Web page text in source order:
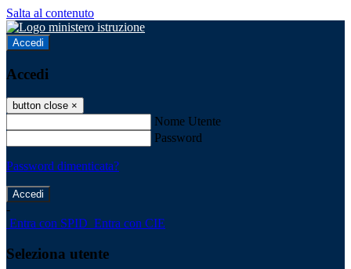
Salta al contenuto
Accedi
Accedi
button close ×
Nome Utente
Password
Password dimenticata?
-
Entra con SPID Entra con CIE
Seleziona utente